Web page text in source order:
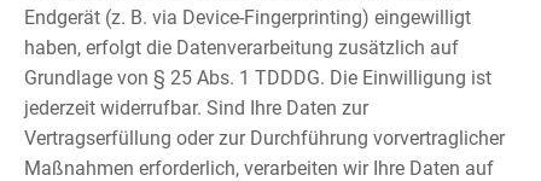
Endgerät (z. B. via Device-Fingerprinting) eingewilligt
haben, erfolgt die Datenverarbeitung zusätzlich auf
Grundlage von § 25 Abs. 1 TDDDG. Die Einwilligung ist
jederzeit widerrufbar. Sind Ihre Daten zur
Vertragserfüllung oder zur Durchführung vorvertraglicher
Maßnahmen erforderlich, verarbeiten wir Ihre Daten auf